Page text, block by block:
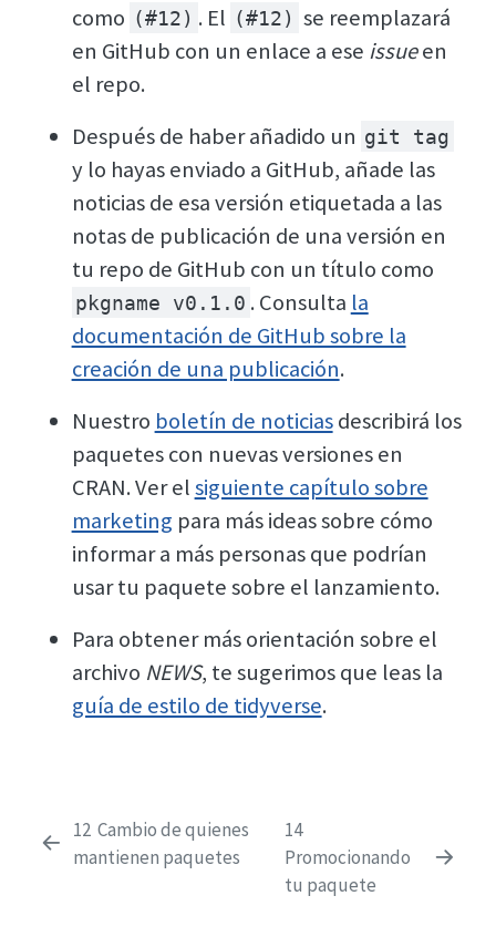
como (#12) . El (#12) se reemplazará
en GitHub con un enlace a ese issueen
el repo.
Después de haber añadido un git tag
y lo hayas enviado a GitHub, añade las
noticias de esa versión etiquetada a las
notas de publicación de una versión en
tu repo de GitHub con un título como
pkgname v0.1.0 . Consulta la
documentación de GitHub sobre la
creación de una publicación.
Nuestro boletín de noticiasdescribirá los
paquetes con nuevas versiones en
CRAN. Ver elsiguiente capítulo sobre
marketing para más ideas sobre cómo
informar a más personas que podrían
usar tu paquete sobre el lanzamiento.
Para obtener más orientación sobre el
archivo NEWS, te sugerimos que leas la
guía de estilo de tidyverse.
12 Cambio de quienes
mantienen paquetes
14
Promocionando
tu paquete